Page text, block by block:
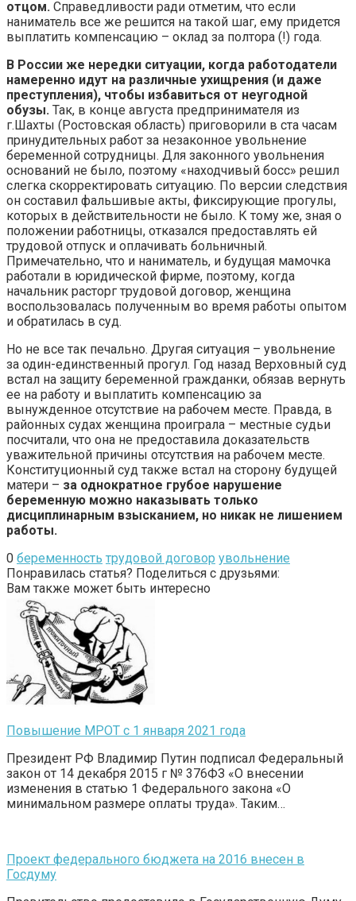
отцом. Справедливости ради отметим, что если
наниматель все же решится на такой шаг, ему придется
выплатить компенсацию – оклад за полтора (!) года.
В России же нередки ситуации, когда работодатели
намеренно идут на различные ухищрения (и даже
преступления), чтобы избавиться от неугодной
обузы. Так, в конце августа предпринимателя из
г.Шахты (Ростовская область) приговорили в ста часам
принудительных работ за незаконное увольнение
беременной сотрудницы. Для законного увольнения
оснований не было, поэтому «находчивый босс» решил
слегка скорректировать ситуацию. По версии следствия
он составил фальшивые акты, фиксирующие прогулы,
которых в действительности не было. К тому же, зная о
положении работницы, отказался предоставлять ей
трудовой отпуск и оплачивать больничный.
Примечательно, что и наниматель, и будущая мамочка
работали в юридической фирме, поэтому, когда
начальник расторг трудовой договор, женщина
воспользовалась полученным во время работы опытом
и обратилась в суд.
Но не все так печально. Другая ситуация – увольнение
за один-единственный прогул. Год назад Верховный суд
встал на защиту беременной гражданки, обязав вернуть
ее на работу и выплатить компенсацию за
вынужденное отсутствие на рабочем месте. Правда, в
районных судах женщина проиграла – местные судьи
посчитали, что она не предоставила доказательств
уважительной причины отсутствия на рабочем месте.
Конституционный суд также встал на сторону будущей
матери – за однократное грубое нарушение
беременную можно наказывать только
дисциплинарным взысканием, но никак не лишением
работы.
0 беременность трудовой договор увольнение
Понравилась статья? Поделиться с друзьями:
Вам также может быть интересно
Повышение МРОТ с 1 января 2021 года
Президент РФ Владимир Путин подписал Федеральный
закон от 14 декабря 2015 г № 376ФЗ «О внесении
изменения в статью 1 Федерального закона «О
минимальном размере оплаты труда». Таким…
Проект федерального бюджета на 2016 внесен в
Госдуму